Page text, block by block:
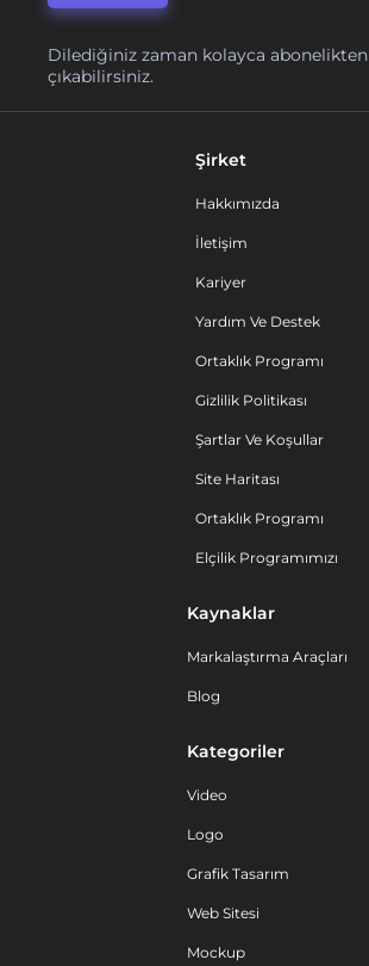
Dilediğiniz zaman kolayca abonelikten
çıkabilirsiniz.
Şirket
Hakkımızda
İletişim
Kariyer
Yardım Ve Destek
Ortaklık Programı
Gizlilik Politikası
Şartlar Ve Koşullar
Site Haritası
Ortaklık Programı
Elçilik Programımızı
Kaynaklar
Markalaştırma Araçları
Blog
Kategoriler
Video
Logo
Grafik Tasarım
Web Sitesi
Mockup